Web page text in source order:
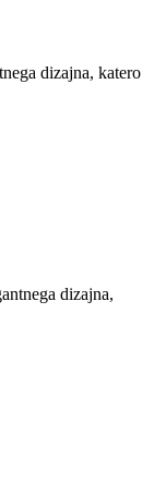
dizajna, katero
dizajna,